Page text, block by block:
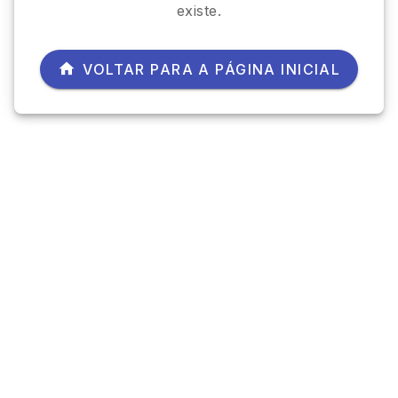
existe.
VOLTAR PARA A PÁGINA INICIAL